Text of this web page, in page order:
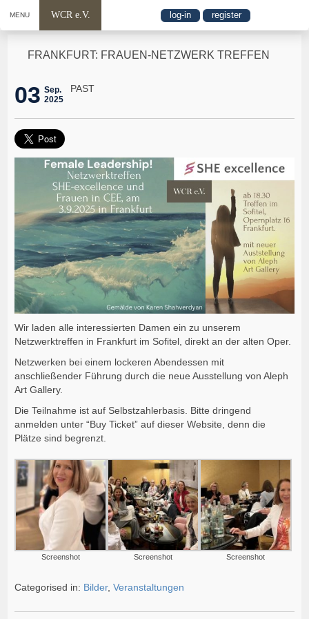
MENU WCR e.V. log-in register
FRANKFURT: FRAUEN-NETZWERK TREFFEN
03 Sep.
2025
PAST
Wir laden alle interessierten Damen ein zu unserem
Netzwerktreffen in Frankfurt im Sofitel, direkt an der alten Oper.
Netzwerken bei einem lockeren Abendessen mit
anschließender Führung durch die neue Ausstellung von Aleph
Art Gallery.
Die Teilnahme ist auf Selbstzahlerbasis. Bitte dringend
anmelden unter “Buy Ticket” auf dieser Website, denn die
Plätze sind begrenzt.
Screenshot Screenshot Screenshot
Categorised in: Bilder,Veranstaltungen